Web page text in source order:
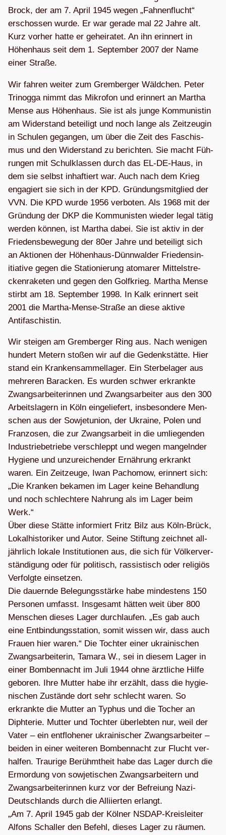
Brock, der am 7. April 1945 wegen „Fah­nen­flucht“
erschos­sen wurde. Er war gerade mal 22 Jahre alt.
Kurz vor­her hatte er gehei­ra­tet. An ihn erin­nert in
Höhen­haus seit dem 1. Sep­tem­ber 2007 der Name
einer Straße.
Wir fah­ren wei­ter zum Grem­ber­ger Wäld­chen. Peter
Tri­no­gga nimmt das Mikro­fon und erin­nert an Mar­tha
Mense aus Höhen­haus. Sie ist als junge Kom­mu­nis­tin
am Wider­stand betei­ligt und noch lange als Zeit­zeu­gin
in Schu­len gegan­gen, um über die Zeit des Faschis­
mus und den Wider­stand zu berich­ten. Sie macht Füh­
run­gen mit Schul­klas­sen durch das EL-DE-Haus, in
dem sie selbst inhaf­tiert war. Auch nach dem Krieg
enga­giert sie sich in der KPD. Grün­dungs­mit­glied der
VVN. Die KPD wurde 1956 ver­bo­ten. Als 1968 mit der
Grün­dung der DKP die Kom­mu­nis­ten wie­der legal tätig
wer­den kön­nen, ist Mar­tha dabei. Sie ist aktiv in der
Frie­dens­be­we­gung der 80er Jahre und betei­ligt sich
an Aktio­nen der Höhen­haus-Dünn­wal­der Frie­dens­in­
itia­tive gegen die Sta­tio­nie­rung ato­ma­rer Mit­tel­stre­
cken­ra­ke­ten und gegen den Golf­krieg. Mar­tha Mense
stirbt am 18. Sep­tem­ber 1998. In Kalk erin­nert seit
2001 die Mar­tha-Mense-Straße an diese aktive
Antifaschistin.
Wir stei­gen am Grem­ber­ger Ring aus. Nach weni­gen
hun­dert Metern sto­ßen wir auf die Gedenk­stätte. Hier
stand ein Kran­ken­sam­mel­la­ger. Ein Ster­be­la­ger aus
meh­re­ren Bara­cken. Es wur­den schwer erkrankte
Zwangs­ar­bei­te­rin­nen und Zwangs­ar­bei­ter aus den 300
Arbeits­la­gern in Köln ein­ge­lie­fert, ins­be­son­dere Men­
schen aus der Sowjet­union, der Ukraine, Polen und
Fran­zo­sen, die zur Zwangs­ar­beit in die umlie­gen­den
Indus­trie­be­triebe ver­schleppt und wegen man­geln­der
Hygiene und unzu­rei­chen­der Ernäh­rung erkrankt
waren. Ein Zeit­zeuge, Iwan Pacho­mow, erin­nert sich:
„Die Kran­ken beka­men im Lager keine Behand­lung
und noch schlech­tere Nah­rung als im Lager beim
Werk.“
Über diese Stätte infor­miert Fritz Bilz aus Köln-Brück,
Lokal­his­to­ri­ker und Autor. Seine Stif­tung zeich­net all­
jähr­lich lokale Insti­tu­tio­nen aus, die sich für Völ­ker­ver­
stän­di­gung oder für poli­tisch, ras­sis­tisch oder reli­giös
Ver­folgte ein­set­zen.
Die dau­ernde Bele­gungs­stärke habe min­des­tens 150
Per­so­nen umfasst. Ins­ge­samt hät­ten weit über 800
Men­schen die­ses Lager durch­lau­fen. „Es gab auch
eine Ent­bin­dungs­sta­tion, somit wis­sen wir, dass auch
Frauen hier waren.“ Die Toch­ter einer ukrai­ni­schen
Zwangs­ar­bei­te­rin, Tamara W., sei in die­sem Lager in
einer Bom­ben­nacht im Juli 1944 ohne ärzt­li­che Hilfe
gebo­ren. Ihre Mut­ter habe ihr erzählt, dass die hygie­
ni­schen Zustände dort sehr schlecht waren. So
erkrankte die Mut­ter an Typhus und die Tocher an
Diph­te­rie. Mut­ter und Toch­ter über­leb­ten nur, weil der
Vater – ein ent­flo­he­ner ukrai­ni­scher Zwangs­ar­bei­ter –
bei­den in einer wei­te­ren Bom­ben­nacht zur Flucht ver­
hal­fen. Trau­rige Berühmt­heit habe das Lager durch die
Ermor­dung von sowje­ti­schen Zwangs­ar­bei­tern und
Zwangs­ar­bei­te­rin­nen kurz vor der Befrei­ung Nazi-
Deutsch­lands durch die Alli­ier­ten erlangt.
„Am 7. April 1945 gab der Köl­ner NSDAP-Kreis­lei­ter
Alfons Schal­ler den Befehl, die­ses Lager zu räu­men.